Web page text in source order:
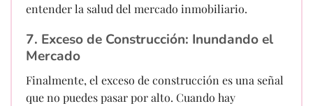
entender la salud del mercado inmobiliario.
7. Exceso de Construcción: Inundando el
Mercado
Finalmente, el exceso de construcción es una señal
que no puedes pasar por alto. Cuando hay